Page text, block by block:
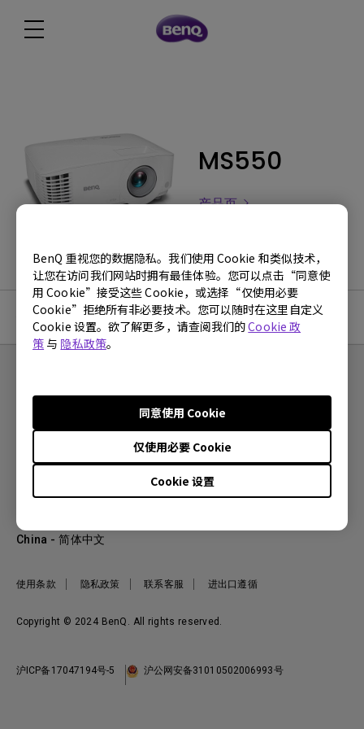
BenQ 重视您的数据隐私。我们使用 Cookie 和类似技术，
让您在访问我们网站时拥有最佳体验。您可以点击“同意使
用 Cookie”接受这些 Cookie，或选择“仅使用必要
Cookie”拒绝所有非必要技术。您可以随时在这里自定义
Cookie 设置。欲了解更多，请查阅我们的Cookie 政
策 与 隐私政策。
Cookie 设置
仅使用必要 Cookie
同意使用 Cookie
MS550
产品页
使用手册
产品
WiT智能灯
关于明基
企业社会责任
服务支持
档案下载与常见问题
Copyright © 2024 BenQ. All rights reserved.
使用条款 隐私政策 联系客服 进出口遵循
China - 简体中文
沪ICP备17047194号-5 沪公网安备31010502006993号